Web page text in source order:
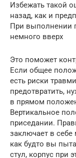
Избежать такой
назад, как и
При выполнении
немного вверх
Это поможет
Если общее
есть риски
предотвратить,
в прямом
Вертикальное
приседании.
заключает в себе
как будто вы
стул, корпус при